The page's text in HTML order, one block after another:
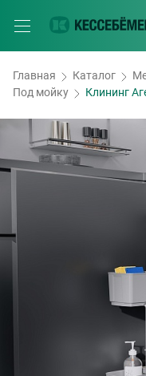
Главная Каталог
Под мойку
Клининг